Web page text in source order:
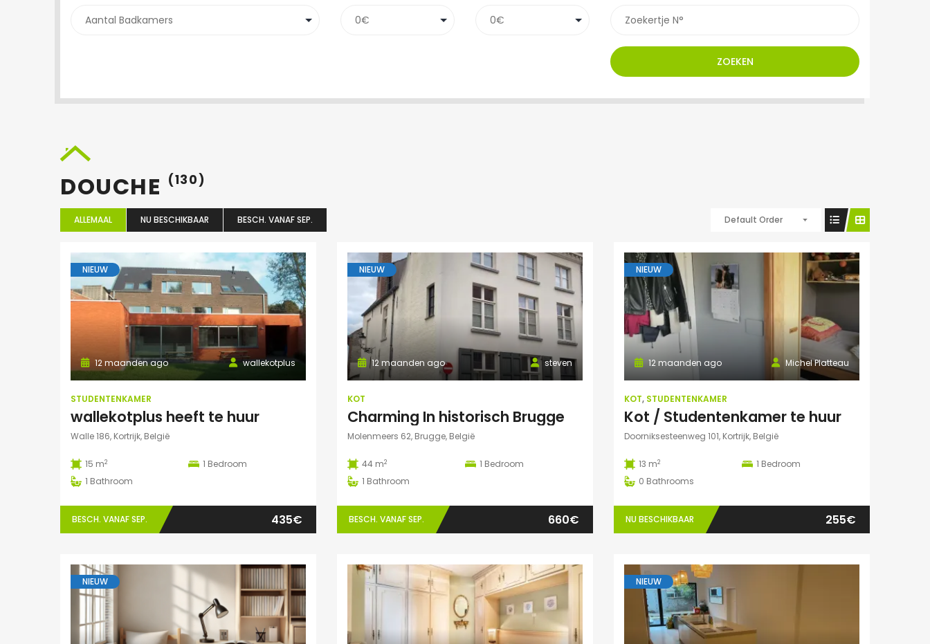
ZOEKEN
DOUCHE (130)
ALLEMAAL NU BESCHIKBAAR BESCH. VANAF SEP. Default Order
NIEUW
wallekotplus
12 maanden ago
STUDENTENKAMER
wallekotplus heeft te huur
Walle 186, Kortrijk, België
15 m2 1 Bedroom
1 Bathroom
BESCH. VANAF SEP. 435€
NIEUW
steven
12 maanden ago
KOT
Charming In historisch Brugge
Molenmeers 62, Brugge, België
44 m2 1 Bedroom
1 Bathroom
BESCH. VANAF SEP. 660€
NIEUW
Michel Platteau
12 maanden ago
KOT, STUDENTENKAMER
Kot / Studentenkamer te huur
Doorniksesteenweg 101, Kortrijk, België
13 m2 1 Bedroom
0 Bathrooms
NU BESCHIKBAAR 255€
NIEUW NIEUW